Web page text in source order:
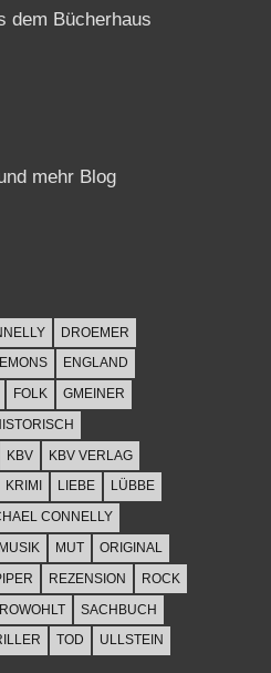
dem Bücherhaus
mehr Blog
DROEMER
EMONS
ENGLAND
FOLK
GMEINER
KBV
KBV VERLAG
KRIMI LIEBE
LÜBBE
CONNELLY
MUSIK MUT
ORIGINAL
REZENSION
ROCK
ROWOHLT
SACHBUCH
TOD
ULLSTEIN